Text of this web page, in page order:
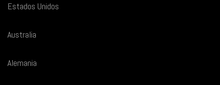
Estados Unidos
Australia
Alemania